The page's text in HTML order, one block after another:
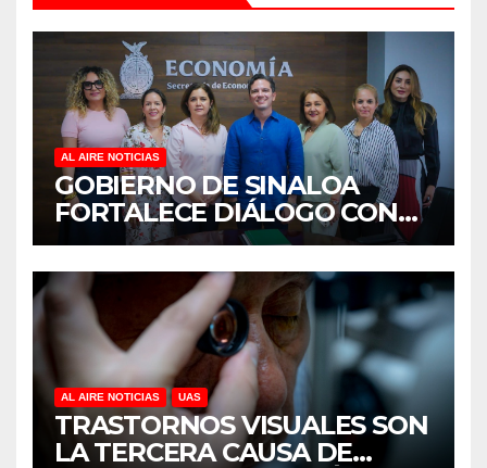
AL AIRE NOTICIAS
GOBIERNO DE SINALOA
FORTALECE DIÁLOGO CON
MUJERES EMPRESARIAS DE
CULIACÁN
AL AIRE NOTICIAS UAS
TRASTORNOS VISUALES SON
LA TERCERA CAUSA DE